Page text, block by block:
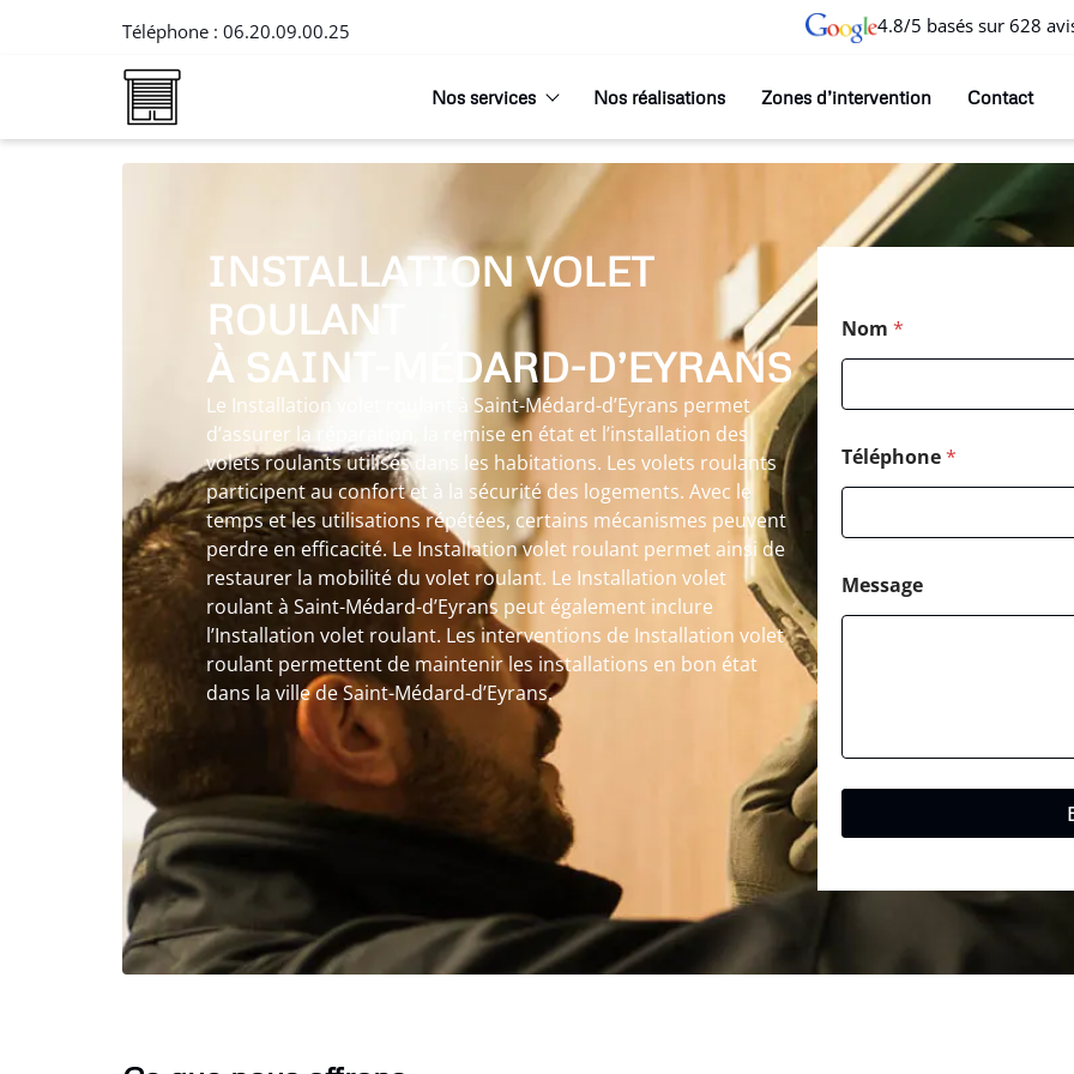
Téléphone : 06.20.09.00.25 4.8/5 basés sur 628
Nos services Nos réalisations Zones d’intervention Contact
INSTALLATION VOLET
ROULANT
À SAINT-MÉDARD-D’EYRANS
Le Installation volet roulant à Saint-Médard-d’Eyrans permet
d’assurer la réparation, la remise en état et l’installation des
volets roulants utilisés dans les habitations. Les volets roulants
participent au confort et à la sécurité des logements. Avec le
temps et les utilisations répétées, certains mécanismes peuvent
perdre en efficacité. Le Installation volet roulant permet ainsi de
restaurer la mobilité du volet roulant. Le Installation volet
roulant à Saint-Médard-d’Eyrans peut également inclure
l’Installation volet roulant. Les interventions de Installation volet
roulant permettent de maintenir les installations en bon état
dans la ville de Saint-Médard-d’Eyrans.
Nom *
Téléphone*
Message